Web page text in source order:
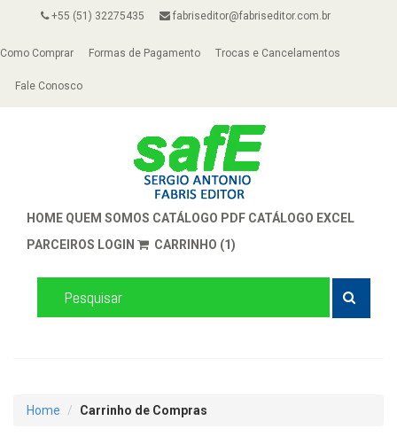
+55 (51) 32275435 fabriseditor@fabriseditor.com.br
Como Comprar Formas de Pagamento Trocas e Cancelamentos
Fale Conosco
HOME QUEM SOMOS CATÁLOGO PDF CATÁLOGO EXCEL
PARCEIROS LOGIN CARRINHO (1)
Home Carrinho de Compras